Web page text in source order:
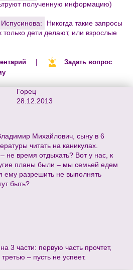
полученную информацию)
Никогда такие запросы
только дети делают, или взрослые
|
Задать вопрос
Горец
28.12.2013
Михайлович, сыну в 6
читать на каникулах.
не время отдыхать? Вот у нас, к
планы были – мы семьей едем
ему разрешить не выполнять
быть?
3 части: первую часть прочтет,
– пусть не успеет.